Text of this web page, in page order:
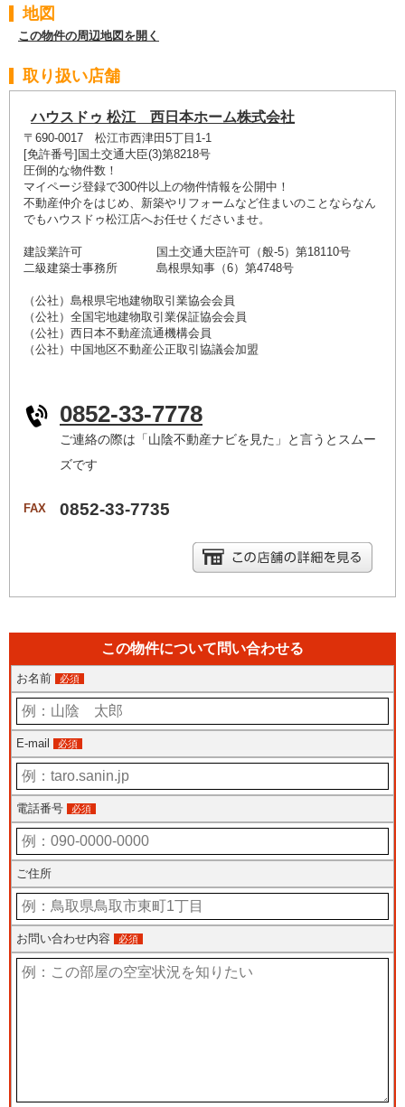
地図
この物件の周辺地図を開く
取り扱い店舗
ハウスドゥ 松江 西日本ホーム株式会社
〒690-0017 松江市西津田5丁目1-1
[免許番号]国土交通大臣(3)第8218号
圧倒的な物件数！
マイページ登録で300件以上の物件情報を公開中！
不動産仲介をはじめ、新築やリフォームなど住まいのことならなん
でもハウスドゥ松江店へお任せくださいませ。
建設業許可 国土交通大臣許可（般-5）第18110号
二級建築士事務所 島根県知事（6）第4748号
（公社）島根県宅地建物取引業協会会員
（公社）全国宅地建物取引業保証協会会員
（公社）西日本不動産流通機構会員
（公社）中国地区不動産公正取引協議会加盟
0852-33-7778
ご連絡の際は「山陰不動産ナビを見た」と言うとスムー
ズです
FAX 0852-33-7735